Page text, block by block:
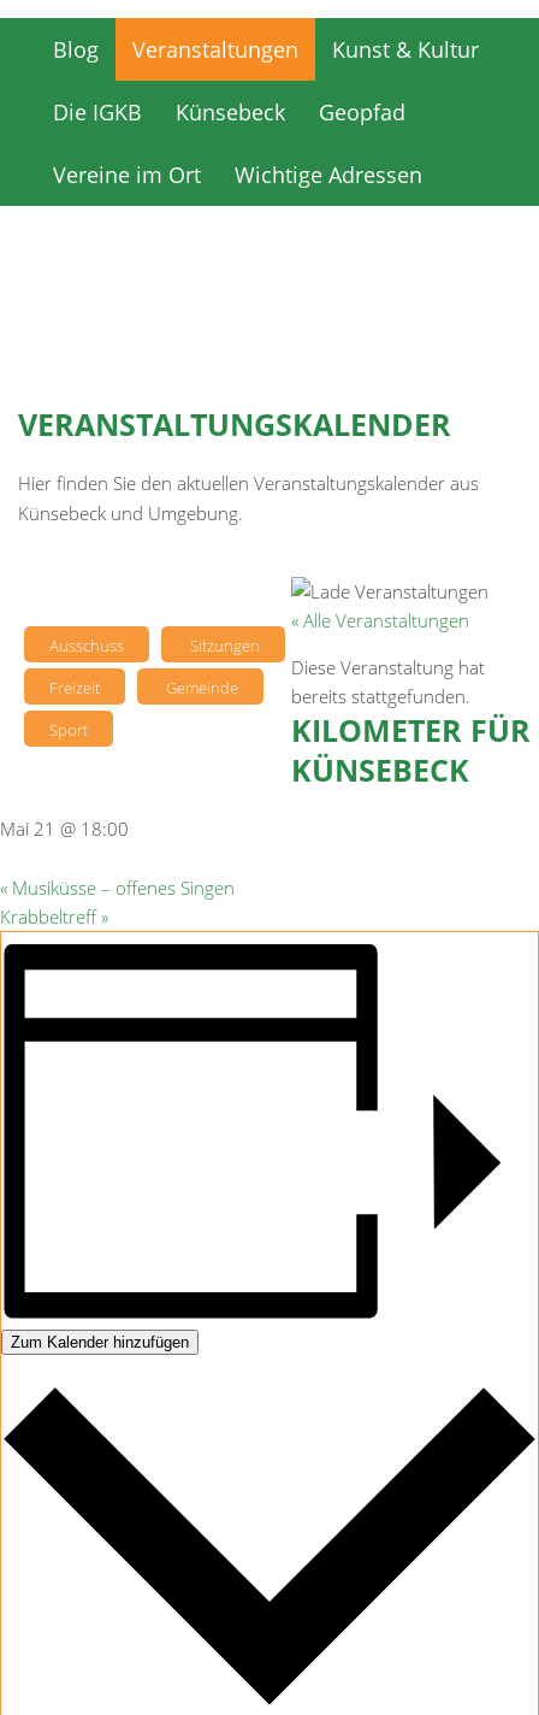
Blog Veranstaltungen Kunst & Kultur
Die IGKB Künsebeck Geopfad
Vereine im Ort Wichtige Adressen
VERANSTALTUNGSKALENDER
Hier finden Sie den aktuellen Veranstaltungskalender aus
Künsebeck und Umgebung.
Ausschuss
Sitzungen
Freizeit
Gemeinde
Sport
« Alle Veranstaltungen
Diese Veranstaltung hat
bereits stattgefunden.
KILOMETER FÜR
KÜNSEBECK
Mai 21 @ 18:00
« Musiküsse – offenes Singen
Krabbeltreff»
Zum Kalender hinzufügen